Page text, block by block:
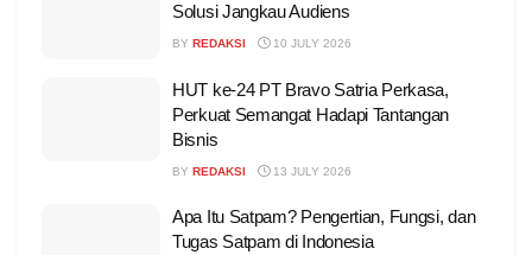
Solusi Jangkau Audiens
BY REDAKSI 10 JULY 2026
HUT ke-24 PT Bravo Satria Perkasa,
Perkuat Semangat Hadapi Tantangan
Bisnis
BY REDAKSI 13 JULY 2026
Apa Itu Satpam? Pengertian, Fungsi, dan
Tugas Satpam di Indonesia